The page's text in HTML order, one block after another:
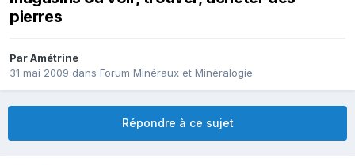
pierres
ParAmétrine
31 mai 2009 dans Forum Minéraux et Minéralogie
Répondre à ce sujet